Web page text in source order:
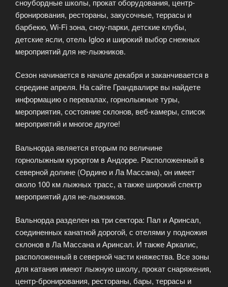
сноубордные школы, прокат оборудования, центр-
бронирования, рестораны, закусочные, террасы и
барбекю, Wi-Fi зона, сноу-парки, детские клубы,
детские ясли, отель Igloo и широкий выбор снежных
мероприятий для не-лыжников.
Сезон начинается в начале декабря и заканчивается в
середине апреля. На сайте Грандвалире вы найдете
информацию о перевалах, горнолыжные туры,
мероприятия, состояние склонов, веб-камеры, список
мероприятий и многое другое!
Вальнорда является вторым по величине
горнолыжным курортом в Андорре. Расположенный в
северной долине (Ордино и Ла Массана), он имеет
около 100 км лыжных трасс, а также широкий спектр
мероприятий для не-лыжников.
Вальнорда разделен на три сектора: Пал и Аринсал,
соединенных канатной дорогой, с отелями у подножия
склонов в Ла Массана и Аринсал. И также Аркалис,
расположенный в северной части княжества. Все зоны
для катания имеют лыжную школу, прокат снаряжения,
центр-бронирования, рестораны, бары, террасы и